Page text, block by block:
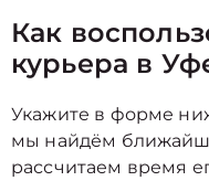
Как
курьера в
Укажите в форме
мы найдём
рассчитаем время